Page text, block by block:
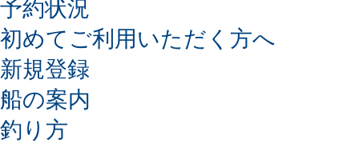
予約状況
初めてご利用いただく方へ
新規登録
船の案内
釣り方